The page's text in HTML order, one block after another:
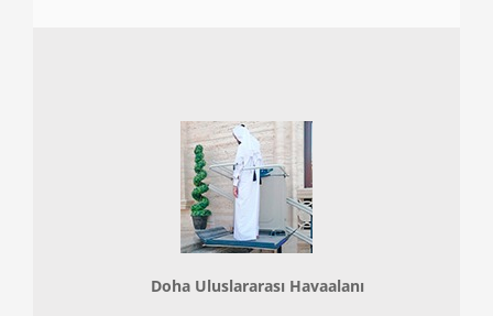
Doha Uluslararası Havaalanı